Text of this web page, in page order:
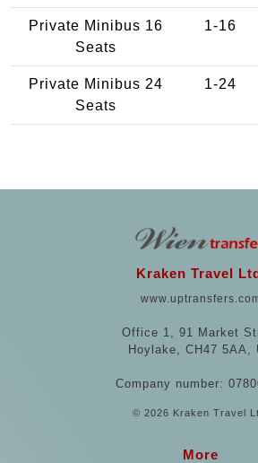
Private Minibus 16
Seats
1-16
Private Minibus 24
Seats
1-24
Kraken Travel
Office 1, 91 Market
Hoylake, CH47 5AA,
Company number:
© 2026 Kraken Travel
More